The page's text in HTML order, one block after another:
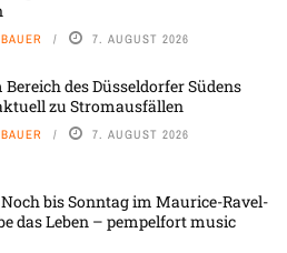
7. AUGUST 2026
des Düsseldorfer Südens
zu Stromausfällen
7. AUGUST 2026
bis Sonntag im Maurice-Ravel-
das Leben – pempelfort music